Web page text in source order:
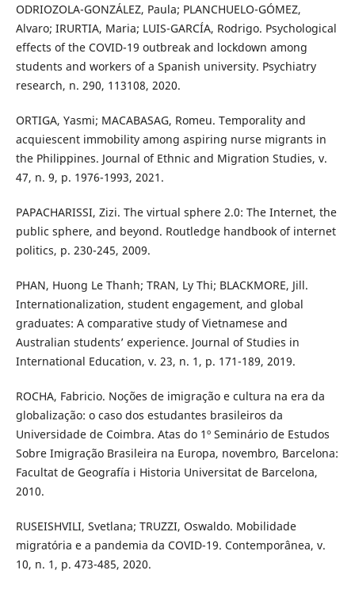
ODRIOZOLA-GONZÁLEZ, Paula; PLANCHUELO-GÓMEZ,
Alvaro; IRURTIA, Maria; LUIS-GARCÍA, Rodrigo. Psychological
effects of the COVID-19 outbreak and lockdown among
students and workers of a Spanish university. Psychiatry
research, n. 290, 113108, 2020.
ORTIGA, Yasmi; MACABASAG, Romeu. Temporality and
acquiescent immobility among aspiring nurse migrants in
the Philippines. Journal of Ethnic and Migration Studies, v.
47, n. 9, p. 1976-1993, 2021.
PAPACHARISSI, Zizi. The virtual sphere 2.0: The Internet, the
public sphere, and beyond. Routledge handbook of internet
politics, p. 230-245, 2009.
PHAN, Huong Le Thanh; TRAN, Ly Thi; BLACKMORE, Jill.
Internationalization, student engagement, and global
graduates: A comparative study of Vietnamese and
Australian students’ experience. Journal of Studies in
International Education, v. 23, n. 1, p. 171-189, 2019.
ROCHA, Fabricio. Noções de imigração e cultura na era da
globalização: o caso dos estudantes brasileiros da
Universidade de Coimbra. Atas do 1º Seminário de Estudos
Sobre Imigração Brasileira na Europa, novembro, Barcelona:
Facultat de Geografía i Historia Universitat de Barcelona,
2010.
RUSEISHVILI, Svetlana; TRUZZI, Oswaldo. Mobilidade
migratória e a pandemia da COVID-19. Contemporânea, v.
10, n. 1, p. 473-485, 2020.